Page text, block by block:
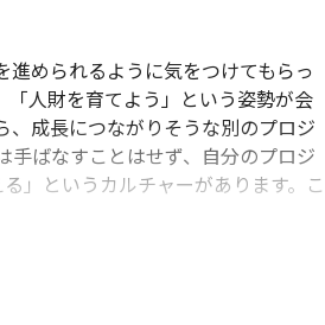
められるように気をつけてもらっ
人財を育てよう」という姿勢が会
成長につながりそうな別のプロジ
ばなすことはせず、自分のプロジ
」というカルチャーがあります。こ